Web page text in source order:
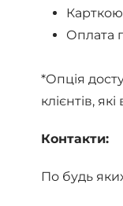
Оплата
*Опція
клієнтів,
Контакти:
По будь